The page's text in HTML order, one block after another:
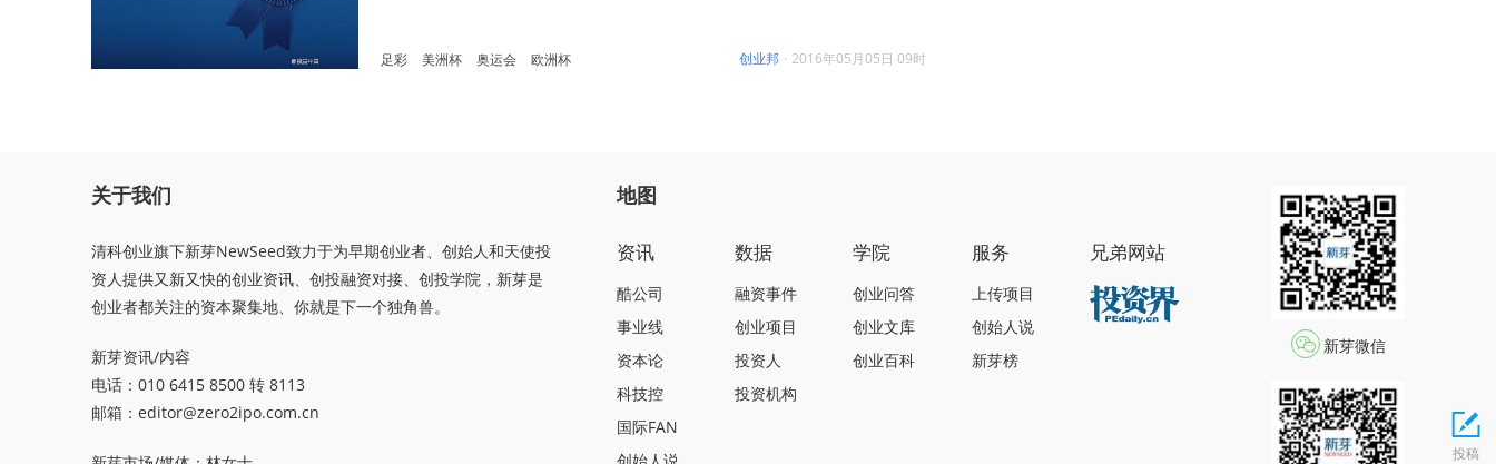
创业邦 · 2016年05月05日 09时
足彩 美洲杯 奥运会 欧洲杯
关于我们
清科创业旗下新芽NewSeed致力于为早期创业者、创始人和天使投
资人提供又新又快的创业资讯、创投融资对接、创投学院，新芽是
创业者都关注的资本聚集地、你就是下一个独角兽。
新芽资讯/内容
电话：010 6415 8500 转 8113
邮箱： editor@zero2ipo.com.cn
地图
资讯
酷公司
事业线
资本论
科技控
国际FAN
数据
融资事件
创业项目
投资人
投资机构
学院
创业问答
创业文库
创业百科
服务
上传项目
创始人说
新芽榜
兄弟网站
新芽微信
投稿